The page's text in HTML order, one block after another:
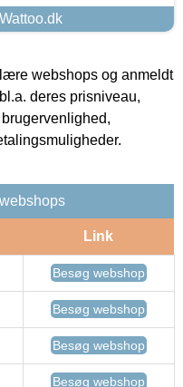
webshops og anmeldt
deres prisniveau,
Link
Besøg webshop
Besøg webshop
Besøg webshop
Besøg webshop